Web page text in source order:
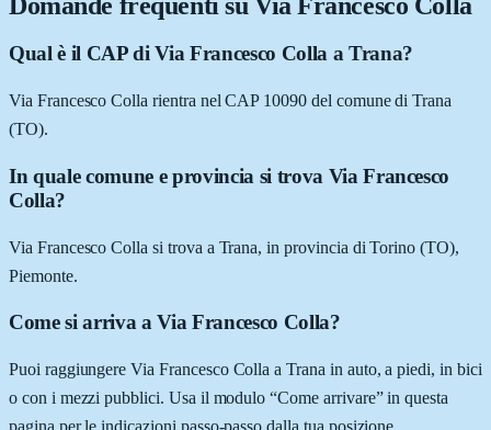
Qual è il CAP di Via Francesco Colla a Trana?
Via Francesco Colla rientra nel CAP 10090 del comune di Trana
(TO).
In quale comune e provincia si trova Via Francesco
Colla?
Via Francesco Colla si trova a Trana, in provincia di Torino (TO),
Piemonte.
Come si arriva a Via Francesco Colla?
Puoi raggiungere Via Francesco Colla a Trana in auto, a piedi, in bici
o con i mezzi pubblici. Usa il modulo “Come arrivare” in questa
pagina per le indicazioni passo-passo dalla tua posizione.